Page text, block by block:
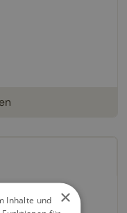
×
Inhalte und